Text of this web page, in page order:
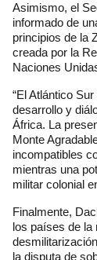
Asimismo, el
informado de
principios de la
creada por la
Naciones
“El Atlántico
desarrollo y
África. La
Monte
incompatibles
mientras una
militar colonial
Finalmente,
los países de la
la disputa de